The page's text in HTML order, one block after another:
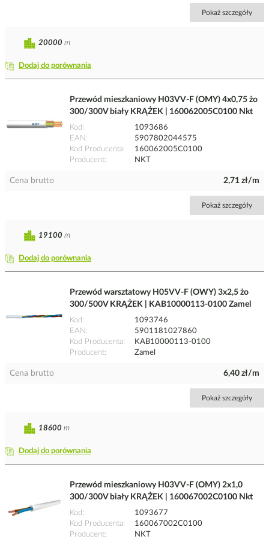
Pokaż szczegóły
Dodaj do porównania
20000 m
Przewód mieszkaniowy H03VV-F (OMY) 4x0,75 żo
300/300V biały KRĄŻEK | 160062005C0100 Nkt
Kod
1093686
EAN
5907802044575
Kod Producenta
160062005C0100
Producent
NKT
Cena brutto 2,71 zł/m
Pokaż szczegóły
Dodaj do porównania
19100 m
Przewód warsztatowy H05VV-F (OWY) 3x2,5 żo
300/500V KRĄŻEK | KAB10000113-0100 Zamel
Kod
1093746
EAN
5901181027860
Kod Producenta
KAB10000113-0100
Producent
Zamel
Cena brutto 6,40 zł/m
Pokaż szczegóły
Dodaj do porównania
18600 m
Przewód mieszkaniowy H03VV-F (OMY) 2x1,0
300/300V biały KRĄŻEK | 160067002C0100 Nkt
Kod
1093677
Kod Producenta
160067002C0100
Producent
NKT